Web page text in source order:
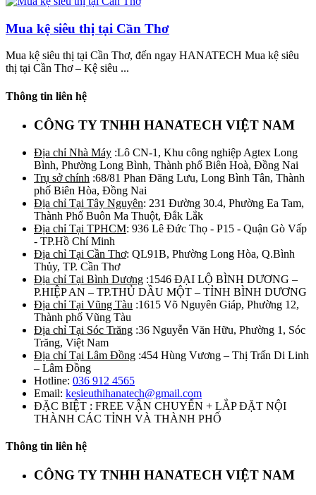
Mua kệ siêu thị tại Cần Thơ
Mua kệ siêu thị tại Cần Thơ, đến ngay HANATECH Mua kệ siêu
thị tại Cần Thơ – Kệ siêu ...
Thông tin liên hệ
CÔNG TY TNHH HANATECH VIỆT NAM
Địa chỉ Nhà Máy :Lô CN-1, Khu công nghiệp Agtex Long
Bình, Phường Long Bình, Thành phố Biên Hoà, Đồng Nai
Trụ sở chính :68/81 Phan Đăng Lưu, Long Bình Tân, Thành
phố Biên Hòa, Đồng Nai
Địa chỉ Tại Tây Nguyên: 231 Đường 30.4, Phường Ea Tam,
Thành Phố Buôn Ma Thuột, Đắk Lắk
Địa chỉ Tại TPHCM: 936 Lê Đức Thọ - P15 - Quận Gò Vấp
- TP.Hồ Chí Minh
Địa chỉ Tại Cần Thơ: QL91B, Phường Long Hòa, Q.Bình
Thủy, TP. Cần Thơ
Địa chỉ Tại Bình Dương :1546 ĐẠI LỘ BÌNH DƯƠNG –
P.HIỆP AN – TP.THỦ DẦU MỘT – TỈNH BÌNH DƯƠNG
Địa chỉ Tại Vũng Tàu :1615 Võ Nguyên Giáp, Phường 12,
Thành phố Vũng Tàu
Địa chỉ Tại Sóc Trăng :36 Nguyễn Văn Hữu, Phường 1, Sóc
Trăng, Việt Nam
Địa chỉ Tại Lâm Đồng :454 Hùng Vương – Thị Trấn Di Linh
– Lâm Đồng
Hotline: 036 912 4565
Email: kesieuthihanatech@gmail.com
ĐẶC BIỆT : FREE VẬN CHUYỂN + LẮP ĐẶT NỘI
THÀNH CÁC TỈNH VÀ THÀNH PHỐ
Thông tin liên hệ
CÔNG TY TNHH HANATECH VIỆT NAM